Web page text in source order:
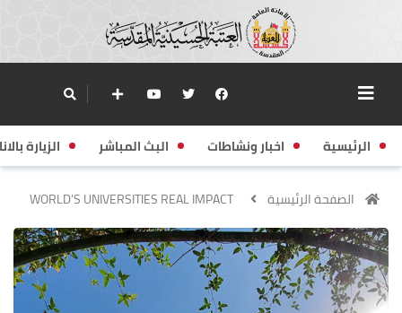
الرئيسية اخبار ونشاطات البث المباشر الزيارة
الصفحة الرئيسية WORLD’S UNIVERSITIES REAL IMPACT